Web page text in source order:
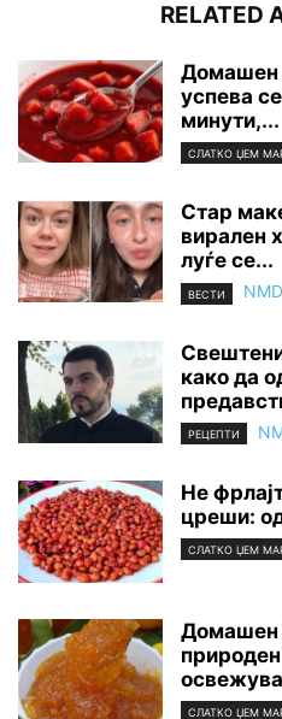
RELATED
Домашен
успева
минути,...
СЛАТКО ЏЕМ
Стар
вирален
луѓе се...
ВЕСТИ NMD
како да
РЕЦЕПТИ
Не
цреши:
СЛАТКО ЏЕМ
Домашен
СЛАТКО ЏЕМ